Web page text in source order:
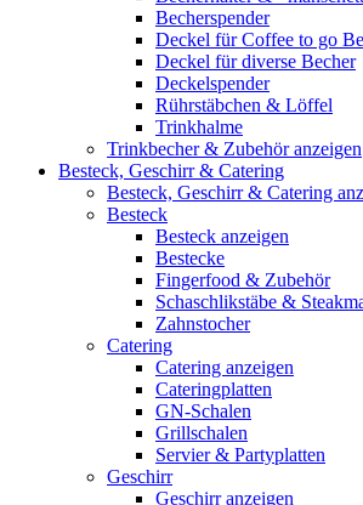
Becherspender
Deckel für Coffee to go
Deckel für diverse Becher
Deckelspender
Rührstäbchen & Löffel
Trinkhalme
Trinkbecher & Zubehör anzeigen
Besteck, Geschirr & Catering
Besteck, Geschirr & Catering
Besteck
Besteck anzeigen
Bestecke
Fingerfood & Zubehör
Schaschlikstäbe &
Zahnstocher
Catering
Catering anzeigen
Cateringplatten
GN-Schalen
Grillschalen
Servier & Partyplatten
Geschirr
Geschirr anzeigen